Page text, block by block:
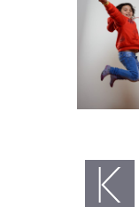
‹ předchozí